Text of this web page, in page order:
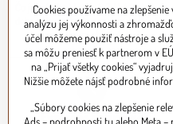
Čo je potrebné ku krstu? Aká je dodacia
doba? Ako mi bude doručený balík? Ako
zaplatím za objednávku?
Expresné doručenie
Cookies používame na
analýzu jej výkonnosti a
účel môžeme použiť nástroje a
sa môžu preniesť k partnerom v
na „Prijať všetky cookies“
Nižšie môžete nájsť podrobné
„Súbory cookies na zlepšenie
Ads – podrobnosti tu alebo Meta